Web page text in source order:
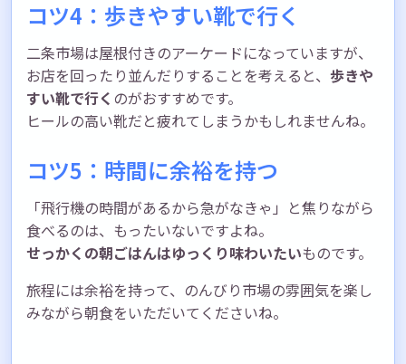
コツ4：歩きやすい靴で行く
二条市場は屋根付きのアーケードになっていますが、
お店を回ったり並んだりすることを考えると、 歩きや
すい靴で行く のがおすすめです。
ヒールの高い靴だと疲れてしまうかもしれませんね。
コツ5：時間に余裕を持つ
「飛行機の時間があるから急がなきゃ」と焦りながら
食べるのは、もったいないですよね。
せっかくの朝ごはんはゆっくり味わいたいものです。
旅程には余裕を持って、のんびり市場の雰囲気を楽し
みながら朝食をいただいてくださいね。